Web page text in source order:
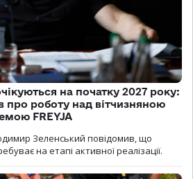
на початку 2027 року:
про роботу над вітчизняною
FREYJA
Зеленський повідомив, що
на етапі активної реалізації.